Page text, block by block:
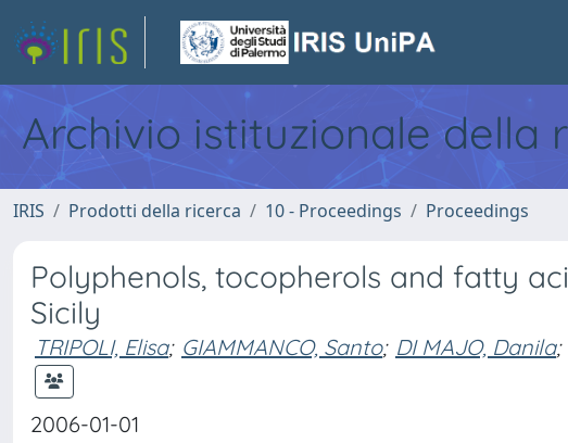
Archivio istituzionale della
IRIS Prodotti della ricerca 10 - Proceedings Proceedings
Polyphenols, tocopherols and fatty
Sicily
TRIPOLI, Elisa; GIAMMANCO, Santo; DI MAJO, Danila;
2006-01-01